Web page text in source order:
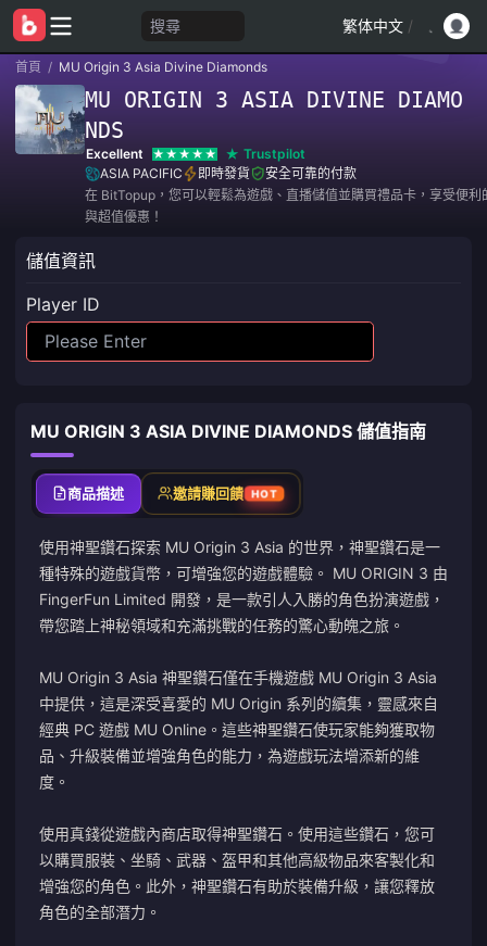
搜尋 繁体中文 /
首頁 / MU Origin 3 Asia Divine Diamonds
MU ORIGIN 3 ASIA DIVINE DIAMO
NDS
Excellent
Trustpilot
ASIA PACIFIC
即時發貨
安全可靠的付款
在 BitTopup，您可以輕鬆為遊戲、直播儲值並購買禮品卡，享受便利
與超值優惠！
儲值資訊
Player ID
MU ORIGIN 3 ASIA DIVINE DIAMONDS 儲值指南
商品描述 邀請賺回饋 HOT
使用神聖鑽石探索 MU Origin 3 Asia 的世界，神聖鑽石是一
種特殊的遊戲貨幣，可增強您的遊戲體驗。 MU ORIGIN 3 由
FingerFun Limited 開發，是一款引人入勝的角色扮演遊戲，
帶您踏上神秘領域和充滿挑戰的任務的驚心動魄之旅。
MU Origin 3 Asia 神聖鑽石僅在手機遊戲 MU Origin 3 Asia
中提供，這是深受喜愛的 MU Origin 系列的續集，靈感來自
經典 PC 遊戲 MU Online。這些神聖鑽石使玩家能夠獲取物
品、升級裝備並增強角色的能力，為遊戲玩法增添新的維
度。
使用真錢從遊戲內商店取得神聖鑽石。使用這些鑽石，您可
以購買服裝、坐騎、武器、盔甲和其他高級物品來客製化和
增強您的角色。此外，神聖鑽石有助於裝備升級，讓您釋放
角色的全部潛力。